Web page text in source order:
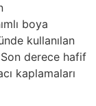
boya
kullanılan
derece hafif
kaplamaları